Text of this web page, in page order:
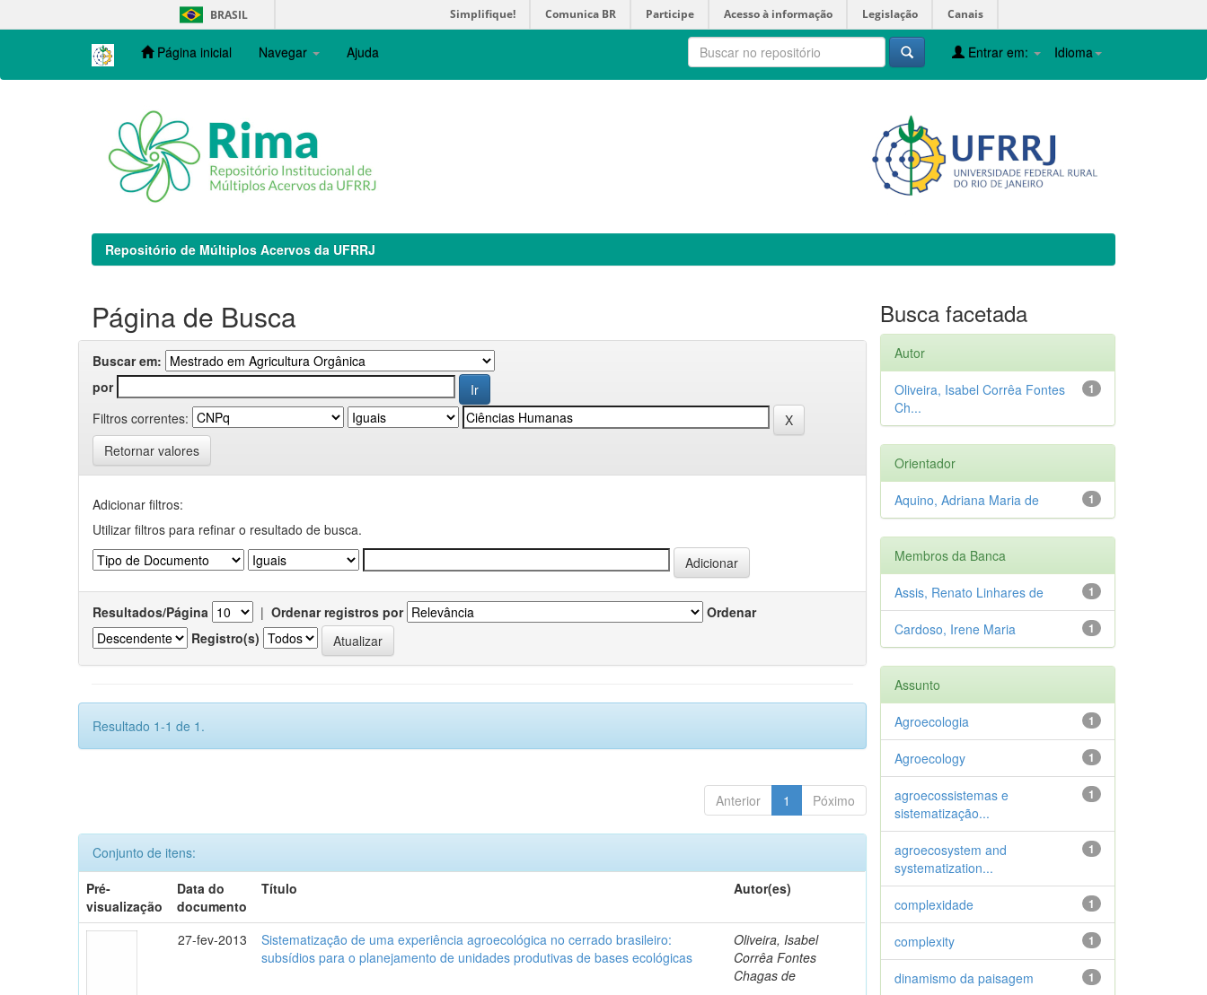
navigation
BRASIL Simplifique! Comunica BR Participe Acesso à informação Legislação Canais
Página inicial Navegar Ajuda Idioma
Entrar em:
Repositório de Múltiplos Acervos da UFRRJ
Página de Busca
Buscar em:
por
Filtros correntes:
Retornar valores
Adicionar filtros:
Utilizar filtros para refinar o resultado de busca.
Resultados/Página | Ordenar registros por
Ordenar
Registro(s)
Resultado 1-1 de 1.
Anterior 1 Póximo
Conjunto de itens:
Pré-
visualização
Data do
documento
Título Autor(es)
27-fev-2013
Sistematização de uma experiência agroecológica no cerrado brasileiro:
subsídios para o planejamento de unidades produtivas de bases ecológicas
Oliveira, Isabel
Corrêa Fontes
Chagas de
Busca facetada
Autor
1
Oliveira, Isabel Corrêa Fontes
Ch...
Orientador
1
Aquino, Adriana Maria de
Membros da Banca
1
Assis, Renato Linhares de
1
Cardoso, Irene Maria
Assunto
1
Agroecologia
1
Agroecology
1
agroecossistemas e
sistematização...
1
agroecosystem and
systematization...
1
complexidade
1
complexity
1
dinamismo da paisagem